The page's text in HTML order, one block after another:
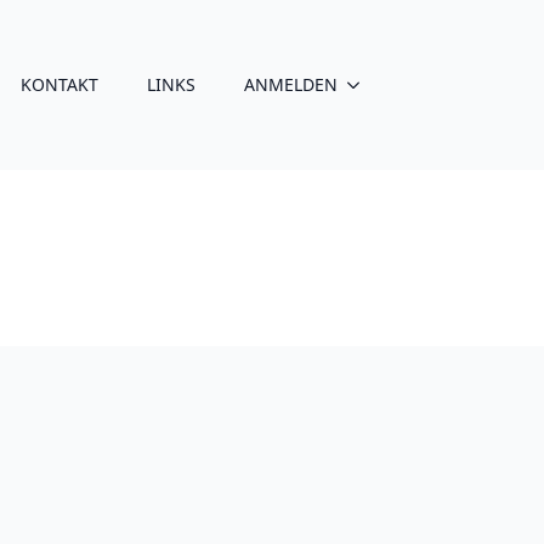
KONTAKT LINKS ANMELDEN